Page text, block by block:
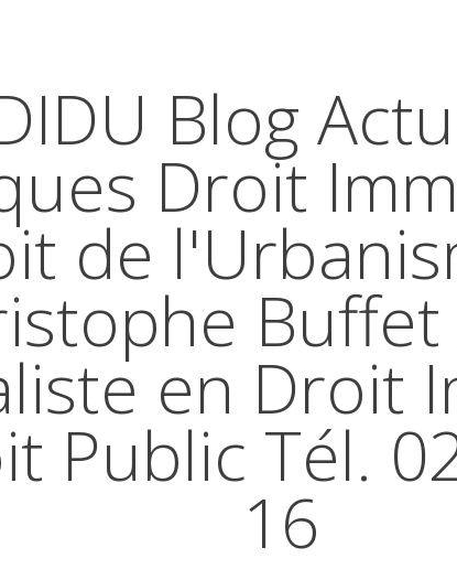
Blog
Droit
de
Buffet
en Droit
Public Tél.
16